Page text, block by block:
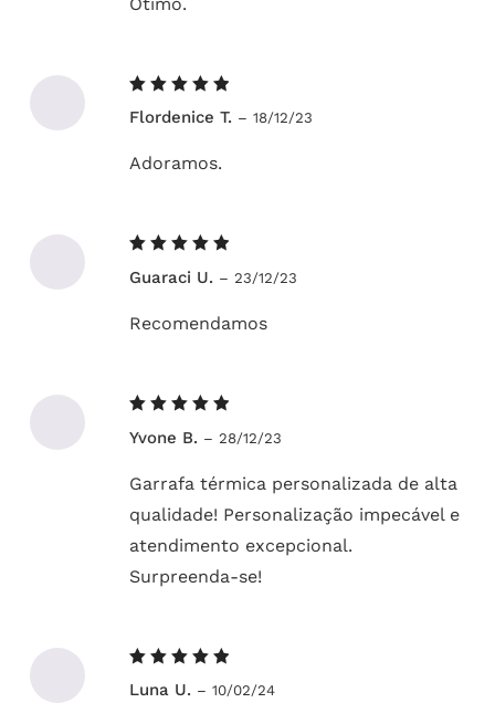
5de 5
Flordenice T. – 18/12/23
Adoramos.
5de 5
Guaraci U. – 23/12/23
Recomendamos
5de 5
Yvone B. – 28/12/23
Garrafa térmica personalizada de alta
qualidade! Personalização impecável e
atendimento excepcional.
Surpreenda-se!
5de 5
Luna U. – 10/02/24